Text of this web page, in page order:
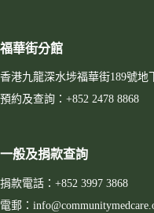
福華街分館
香港九龍深水埗福華街189號地
預約及查詢：+852 2478 8868
一般及捐款查詢
捐款電話：+852 3997 3868
電郵：